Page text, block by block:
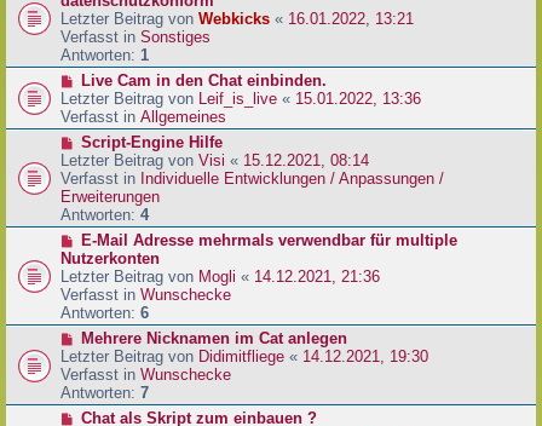
g
B
e
i
t
a
g
u
e
r
B
e
i
t
a
g
Letzter Beitrag von Webkicks « 16.01.2022, 13:21
Verfasst in Sonstiges
Antworten: 1
N
e
u
e
r
B
e
i
t
a
g
Live Cam in den Chat einbinden.
Letzter Beitrag von Leif_is_live « 15.01.2022, 13:36
Verfasst in Allgemeines
N
e
u
e
r
B
e
i
t
r
a
g
Script-Engine Hilfe
Letzter Beitrag von Visi « 15.12.2021, 08:14
Verfasst in Individuelle Entwicklungen / Anpassungen /
Erweiterungen
Antworten: 4
N
e
u
e
r
B
e
i
t
r
a
E-Mail Adresse mehrmals verwendbar für multiple
Nutzerkonten
Letzter Beitrag von Mogli « 14.12.2021, 21:36
Verfasst in Wunschecke
Antworten: 6
N
e
u
e
r
Mehrere Nicknamen im Cat anlegen
Letzter Beitrag von Didimitfliege « 14.12.2021, 19:30
Verfasst in Wunschecke
Antworten: 7
NChat als Skript zum einbauen ?